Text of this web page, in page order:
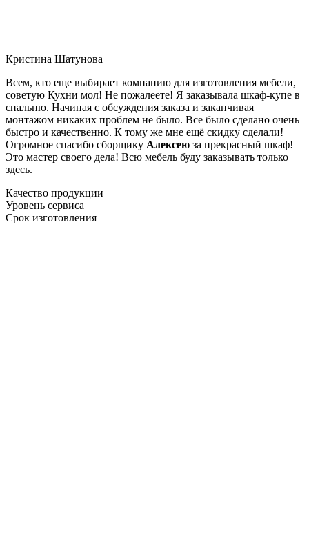
Кристина Шатунова
Всем, кто еще выбирает компанию для изготовления мебели,
советую Кухни мол! Не пожалеете! Я заказывала шкаф-купе в
спальню. Начиная с обсуждения заказа и заканчивая
монтажом никаких проблем не было. Все было сделано очень
быстро и качественно. К тому же мне ещё скидку сделали!
Огромное спасибо сборщику Алексею за прекрасный шкаф!
Это мастер своего дела! Всю мебель буду заказывать только
здесь.
Качество продукции
Уровень сервиса
Срок изготовления